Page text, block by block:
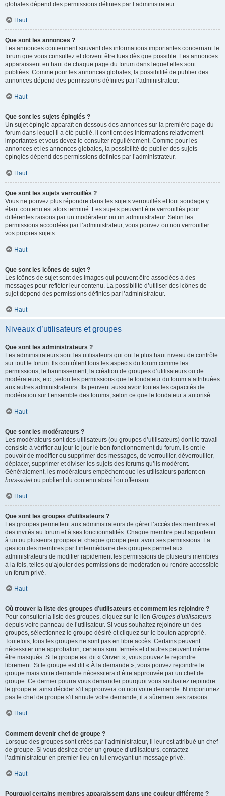
globales dépend des permissions définies par l’administrateur.
Haut
Que sont les annonces ?
Les annonces contiennent souvent des informations importantes concernant le
forum que vous consultez et doivent être lues dès que possible. Les annonces
apparaissent en haut de chaque page du forum dans lequel elles sont
publiées. Comme pour les annonces globales, la possibilité de publier des
annonces dépend des permissions définies par l’administrateur.
Haut
Que sont les sujets épinglés ?
Un sujet épinglé apparaît en dessous des annonces sur la première page du
forum dans lequel il a été publié. il contient des informations relativement
importantes et vous devez le consulter régulièrement. Comme pour les
annonces et les annonces globales, la possibilité de publier des sujets
épinglés dépend des permissions définies par l’administrateur.
Haut
Que sont les sujets verrouillés ?
Vous ne pouvez plus répondre dans les sujets verrouillés et tout sondage y
étant contenu est alors terminé. Les sujets peuvent être verrouillés pour
différentes raisons par un modérateur ou un administrateur. Selon les
permissions accordées par l’administrateur, vous pouvez ou non verrouiller
vos propres sujets.
Haut
Que sont les icônes de sujet ?
Les icônes de sujet sont des images qui peuvent être associées à des
messages pour refléter leur contenu. La possibilité d’utiliser des icônes de
sujet dépend des permissions définies par l’administrateur.
Haut
Niveaux d’utilisateurs et groupes
Que sont les administrateurs ?
Les administrateurs sont les utilisateurs qui ont le plus haut niveau de contrôle
sur tout le forum. Ils contrôlent tous les aspects du forum comme les
permissions, le bannissement, la création de groupes d’utilisateurs ou de
modérateurs, etc., selon les permissions que le fondateur du forum a attribuées
aux autres administrateurs. Ils peuvent aussi avoir toutes les capacités de
modération sur l’ensemble des forums, selon ce que le fondateur a autorisé.
Haut
Que sont les modérateurs ?
Les modérateurs sont des utilisateurs (ou groupes d’utilisateurs) dont le travail
consiste à vérifier au jour le jour le bon fonctionnement du forum. Ils ont le
pouvoir de modifier ou supprimer des messages, de verrouiller, déverrouiller,
déplacer, supprimer et diviser les sujets des forums qu’ils modèrent.
Généralement, les modérateurs empêchent que les utilisateurs partent en
hors-sujetou publient du contenu abusif ou offensant.
Haut
Que sont les groupes d’utilisateurs ?
Les groupes permettent aux administrateurs de gérer l’accès des membres et
des invités au forum et à ses fonctionnalités. Chaque membre peut appartenir
à un ou plusieurs groupes et chaque groupe peut avoir ses permissions. La
gestion des membres par l’intermédiaire des groupes permet aux
administrateurs de modifier rapidement les permissions de plusieurs membres
à la fois, telles qu’ajouter des permissions de modération ou rendre accessible
un forum privé.
Haut
Où trouver la liste des groupes d’utilisateurs et comment les rejoindre ?
Pour consulter la liste des groupes, cliquez sur le lien Groupes d’utilisateurs
depuis votre panneau de l’utilisateur. Si vous souhaitez rejoindre un des
groupes, sélectionnez le groupe désiré et cliquez sur le bouton approprié.
Toutefois, tous les groupes ne sont pas en libre accès. Certains peuvent
nécessiter une approbation, certains sont fermés et d’autres peuvent même
être masqués. Si le groupe est dit « Ouvert », vous pouvez le rejoindre
librement. Si le groupe est dit « À la demande », vous pouvez rejoindre le
groupe mais votre demande nécessitera d’être approuvée par un chef de
groupe. Ce dernier pourra vous demander pourquoi vous souhaitez rejoindre
le groupe et ainsi décider s’il approuvera ou non votre demande. N’importunez
pas le chef de groupe s’il annule votre demande, il a sûrement ses raisons.
Haut
Comment devenir chef de groupe ?
Lorsque des groupes sont créés par l’administrateur, il leur est attribué un chef
de groupe. Si vous désirez créer un groupe d’utilisateurs, contactez
l’administrateur en premier lieu en lui envoyant un message privé.
Haut
Pourquoi certains membres apparaissent dans une couleur différente ?